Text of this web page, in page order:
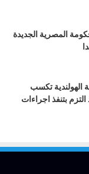
المصرية الجديدة
..الحكومة الهولندية تكسب
بتنفذ اجراءات